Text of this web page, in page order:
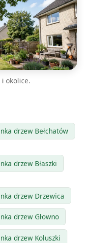
okolice.
drzew Bełchatów
drzew Błaszki
drzew Drzewica
drzew Głowno
drzew Koluszki